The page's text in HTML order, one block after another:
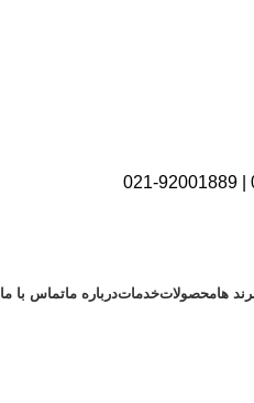
021-92001889
هامحصولاتخدماتدرباره ماتماس با ما